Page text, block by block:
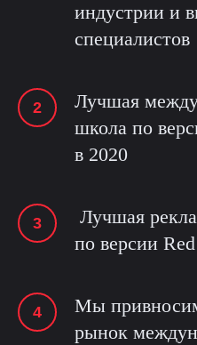
индустрии и
специалистов
Лучшая
школа по
в 2020
Лучшая
по версии
Мы
рынок